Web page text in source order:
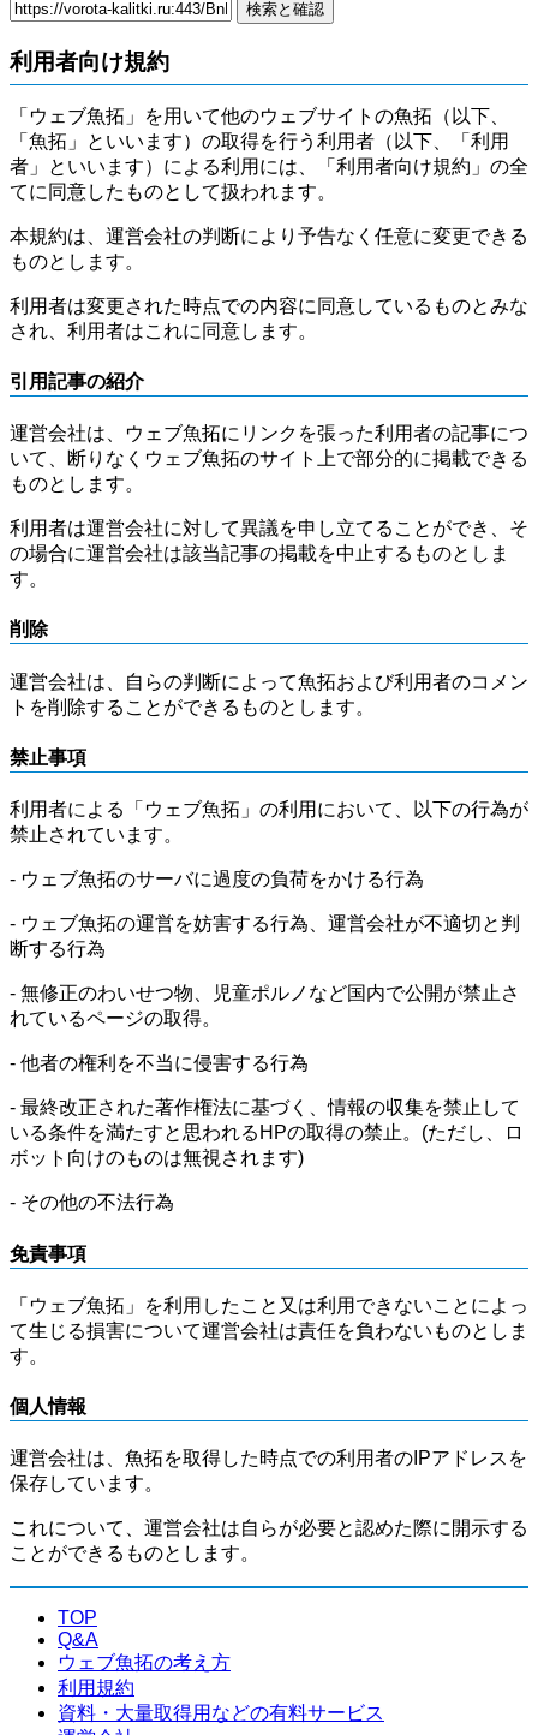
利用者向け規約
「ウェブ魚拓」を用いて他のウェブサイトの魚拓（以下、
「魚拓」といいます）の取得を行う利用者（以下、「利用
者」といいます）による利用には、「利用者向け規約」の全
てに同意したものとして扱われます。
本規約は、運営会社の判断により予告なく任意に変更できる
ものとします。
利用者は変更された時点での内容に同意しているものとみな
され、利用者はこれに同意します。
引用記事の紹介
運営会社は、ウェブ魚拓にリンクを張った利用者の記事につ
いて、断りなくウェブ魚拓のサイト上で部分的に掲載できる
ものとします。
利用者は運営会社に対して異議を申し立てることができ、そ
の場合に運営会社は該当記事の掲載を中止するものとしま
す。
削除
運営会社は、自らの判断によって魚拓および利用者のコメン
トを削除することができるものとします。
禁止事項
利用者による「ウェブ魚拓」の利用において、以下の行為が
禁止されています。
- ウェブ魚拓のサーバに過度の負荷をかける行為
- ウェブ魚拓の運営を妨害する行為、運営会社が不適切と判
断する行為
- 無修正のわいせつ物、児童ポルノなど国内で公開が禁止さ
れているページの取得。
- 他者の権利を不当に侵害する行為
- 最終改正された著作権法に基づく、情報の収集を禁止して
いる条件を満たすと思われるHPの取得の禁止。(ただし、ロ
ボット向けのものは無視されます)
- その他の不法行為
免責事項
「ウェブ魚拓」を利用したこと又は利用できないことによっ
て生じる損害について運営会社は責任を負わないものとしま
す。
個人情報
運営会社は、魚拓を取得した時点での利用者のIPアドレスを
保存しています。
これについて、運営会社は自らが必要と認めた際に開示する
ことができるものとします。
TOP
Q&A
ウェブ魚拓の考え方
利用規約
資料・大量取得用などの有料サービス